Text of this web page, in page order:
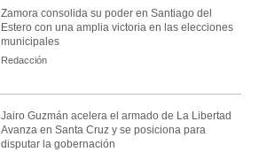
Zamora consolida su poder en Santiago del
Estero con una amplia victoria en las elecciones
municipales
Redacción
Jairo Guzmán acelera el armado de La Libertad
Avanza en Santa Cruz y se posiciona para
disputar la gobernación